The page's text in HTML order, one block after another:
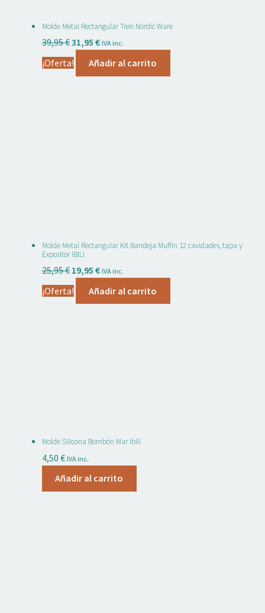
Molde Metal Rectangular Tren Nordic Ware
39,95€ El
precio
original
31,95 €ElIVA inc.
¡Oferta! Añadir al carrito
Molde Metal Rectangular Kit Bandeja Muffin 12 cavidades, tapa y
Expositor IBILI
25,95€ El
precio
original
19,95 €ElIVA inc.
¡Oferta! Añadir al carrito
Molde Silicona Bombón Mar Ibili
4,50 € IVA inc.
Añadir al carrito